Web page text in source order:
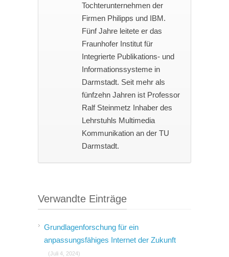
Tochterunternehmen der
Firmen Philipps und IBM.
Fünf Jahre leitete er das
Fraunhofer Institut für
Integrierte Publikations- und
Informationssysteme in
Darmstadt. Seit mehr als
fünfzehn Jahren ist Professor
Ralf Steinmetz Inhaber des
Lehrstuhls Multimedia
Kommunikation an der TU
Darmstadt.
Verwandte Einträge
Grundlagenforschung für ein
anpassungsfähiges Internet der Zukunft
(Juli 4, 2024)